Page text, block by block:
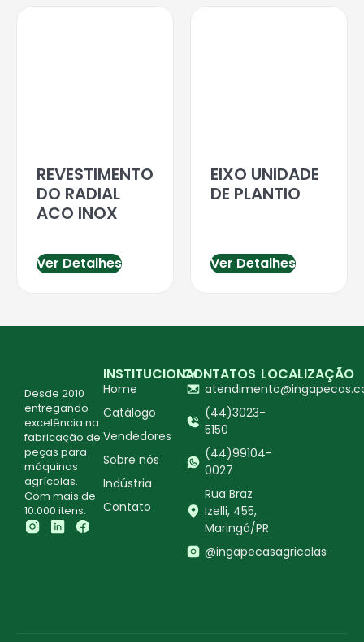
REVESTIMENTO
DO RADIAL
ACO INOX
Ver Detalhes
EIXO UNIDADE
DE PLANTIO
Ver Detalhes
Desde 2010
entregando
excelência na
fabricação de
peças para
máquinas
agrícolas.
Com mais de
10.000 itens.
INSTITUCIONAL
Home
Catálogo
Vendedores
Sobre nós
Indústria
Contato
CONTATOS
(44)3023-
5150
(44)99104-
0027
Rua Braz
Izelli, 455,
Maringá/PR
@ingapecasagricolas
LOCALIZAÇÃO